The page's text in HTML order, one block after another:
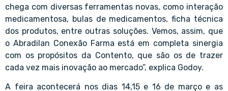
chega com diversas ferramentas novas, como interação
medicamentosa, bulas de medicamentos, ficha técnica
dos produtos, entre outras soluções. Vemos, assim, que
o Abradilan Conexão Farma está em completa sinergia
com os propósitos da Contento, que são os de trazer
cada vez mais inovação ao mercado”, explica Godoy.
A feira acontecerá nos dias 14,15 e 16 de março e as